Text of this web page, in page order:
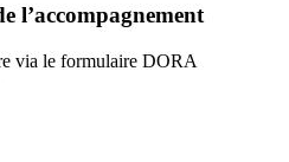
l’accompagnement
via le formulaire DORA